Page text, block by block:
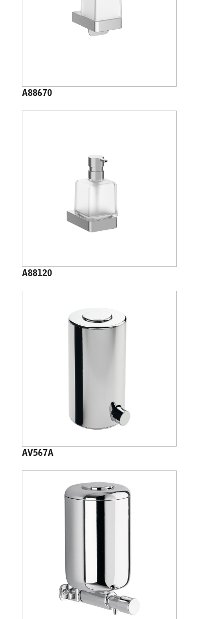
A88670
A88120
AV567A